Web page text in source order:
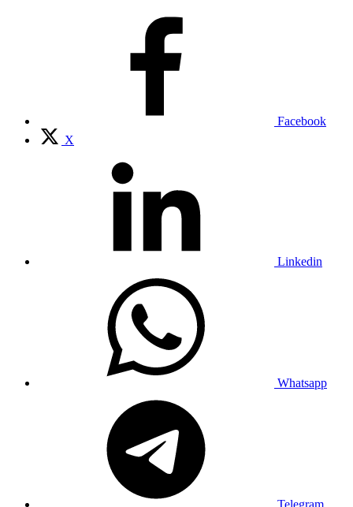
Facebook
X
Linkedin
Whatsapp
Telegram